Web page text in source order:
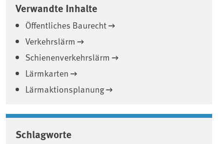
Verwandte Inhalte
Öffentliches Baurecht
Verkehrslärm
Schienenverkehrslärm
Lärmkarten
Lärmaktionsplanung
Schlagworte